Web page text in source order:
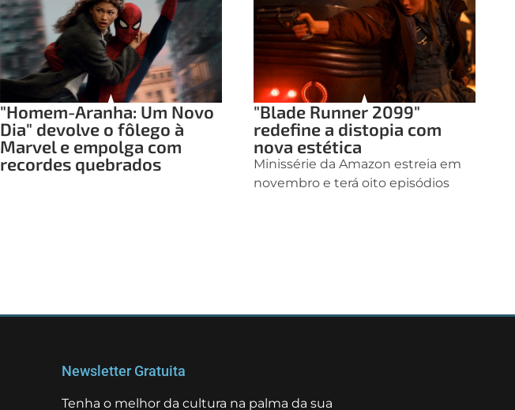
"Homem-Aranha: Um Novo
Dia" devolve o fôlego à
Marvel e empolga com
recordes quebrados
"Blade Runner 2099"
redefine a distopia com
nova estética
Minissérie da Amazon estreia em
novembro e terá oito episódios
Newsletter Gratuita
Tenha o melhor da cultura na palma da sua